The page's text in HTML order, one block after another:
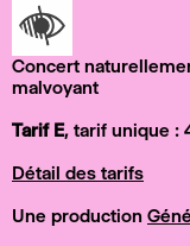
Concert
malvoyant
Tarif E, tarif unique :
Détail des tarifs
Une production